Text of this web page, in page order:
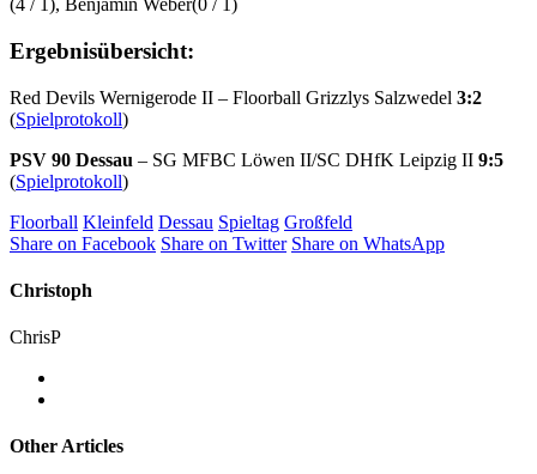
(4 / 1), Benjamin Weber(0 / 1)
Ergebnisübersicht:
Red Devils Wernigerode II – Floorball Grizzlys Salzwedel 3:2
(Spielprotokoll)
PSV 90 Dessau – SG MFBC Löwen II/SC DHfK Leipzig II 9:5
(Spielprotokoll)
Floorball Kleinfeld Dessau Spieltag Großfeld
Share on Facebook Share on Twitter Share on WhatsApp
Christoph
ChrisP
Other Articles